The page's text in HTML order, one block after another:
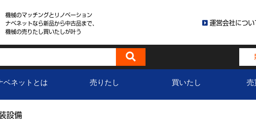
機械のマッチングとリノベーション
ナベネットなら新品から中古品まで、
機械の売りたし買いたしが叶う
運営会社につい
ベネットとは 売りたし 買いたし 売
設備